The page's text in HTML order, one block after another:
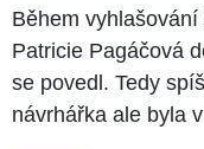
Během
Patricie Pagáčová
se povedl. Tedy
návrhářka ale byla